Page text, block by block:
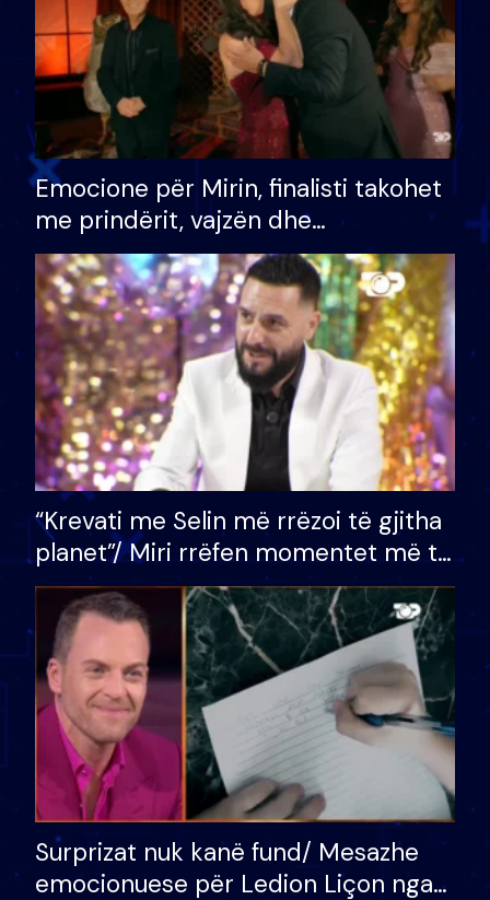
Emocione për Mirin, finalisti takohet
me prindërit, vajzën dhe
bashkëshorten: S’kemi ndonjë letër
divorci apo jo?
“Krevati me Selin më rrëzoi të gjitha
planet”/ Miri rrëfen momentet më të
bukura në shtëpinë e BB VIP: Do më
mungojë zilja e mëngjesit kur…
Surprizat nuk kanë fund/ Mesazhe
emocionuese për Ledion Liçon nga